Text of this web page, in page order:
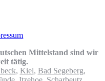
Mittelstand sind wir
tätig.
, Kiel, Bad Segeberg,